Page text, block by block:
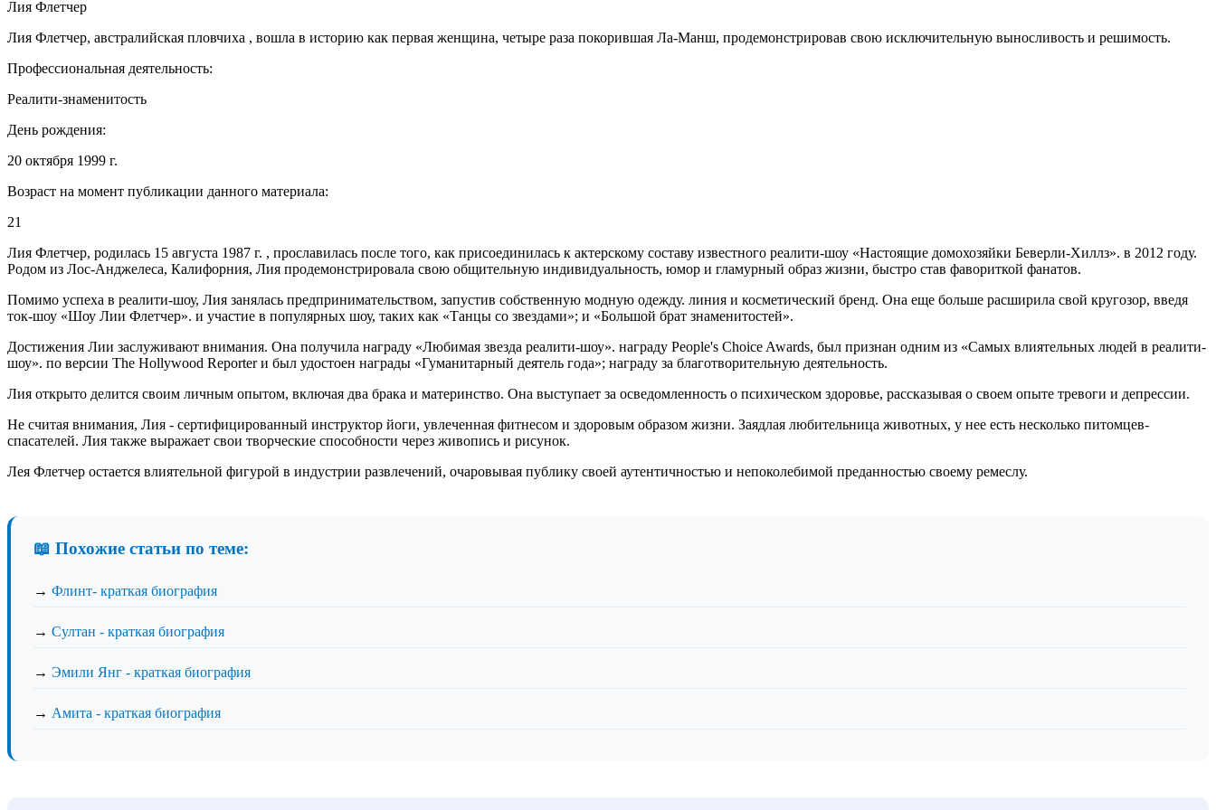
Лия Флетчер
Лия Флетчер, австралийская пловчиха , вошла в историю как первая женщина, четыре раза покорившая Ла-Манш, продемонстрировав свою исключительную выносливость и решимость.
Профессиональная деятельность:
Реалити-знаменитость
День рождения:
20 октября 1999 г.
Возраст на момент публикации данного материала:
21
Лия Флетчер, родилась 15 августа 1987 г. , прославилась после того, как присоединилась к актерскому составу известного реалити-шоу «Настоящие домохозяйки Беверли-Хиллз». в 2012 году.
Родом из Лос-Анджелеса, Калифорния, Лия продемонстрировала свою общительную индивидуальность, юмор и гламурный образ жизни, быстро став фавориткой фанатов.
Помимо успеха в реалити-шоу, Лия занялась предпринимательством, запустив собственную модную одежду. линия и косметический бренд. Она еще больше расширила свой кругозор, введя
ток-шоу «Шоу Лии Флетчер». и участие в популярных шоу, таких как «Танцы со звездами»; и «Большой брат знаменитостей».
Достижения Лии заслуживают внимания. Она получила награду «Любимая звезда реалити-шоу». награду People's Choice Awards, был признан одним из «Самых влиятельных людей в реалити-
шоу». по версии The Hollywood Reporter и был удостоен награды «Гуманитарный деятель года»; награду за благотворительную деятельность.
Лия открыто делится своим личным опытом, включая два брака и материнство. Она выступает за осведомленность о психическом здоровье, рассказывая о своем опыте тревоги и депрессии.
Не считая внимания, Лия - сертифицированный инструктор йоги, увлеченная фитнесом и здоровым образом жизни. Заядлая любительница животных, у нее есть несколько питомцев-
спасателей. Лия также выражает свои творческие способности через живопись и рисунок.
Лея Флетчер остается влиятельной фигурой в индустрии развлечений, очаровывая публику своей аутентичностью и непоколебимой преданностью своему ремеслу.
📖 Похожие статьи по теме:
→ Флинт- краткая биография
→ Султан - краткая биография
→ Эмили Янг - краткая биография
→ Амита - краткая биография